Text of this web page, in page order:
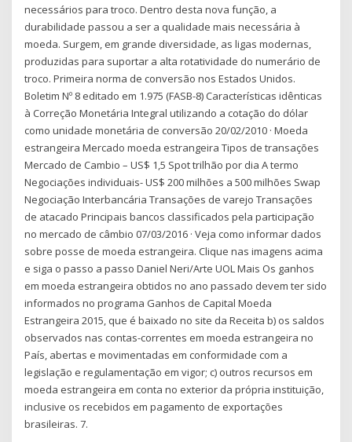
necessários para troco. Dentro desta nova função, a
durabilidade passou a ser a qualidade mais necessária à
moeda. Surgem, em grande diversidade, as ligas modernas,
produzidas para suportar a alta rotatividade do numerário de
troco. Primeira norma de conversão nos Estados Unidos.
Boletim Nº 8 editado em 1.975 (FASB-8) Características idênticas
à Correção Monetária Integral utilizando a cotação do dólar
como unidade monetária de conversão 20/02/2010 · Moeda
estrangeira Mercado moeda estrangeira Tipos de transações
Mercado de Cambio – US$ 1,5 Spot trilhão por dia A termo
Negociações individuais- US$ 200 milhões a 500 milhões Swap
Negociação Interbancária Transações de varejo Transações
de atacado Principais bancos classificados pela participação
no mercado de câmbio 07/03/2016 · Veja como informar dados
sobre posse de moeda estrangeira. Clique nas imagens acima
e siga o passo a passo Daniel Neri/Arte UOL Mais Os ganhos
em moeda estrangeira obtidos no ano passado devem ter sido
informados no programa Ganhos de Capital Moeda
Estrangeira 2015, que é baixado no site da Receita b) os saldos
observados nas contas-correntes em moeda estrangeira no
País, abertas e movimentadas em conformidade com a
legislação e regulamentação em vigor; c) outros recursos em
moeda estrangeira em conta no exterior da própria instituição,
inclusive os recebidos em pagamento de exportações
brasileiras. 7.